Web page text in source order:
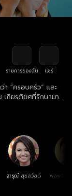
รายการของฉัน
แชร์
า “ครอบครัว” และ
เกียรติยศที่รักษามา
จารุณี สุขสวัสดิ์ พลพล พ